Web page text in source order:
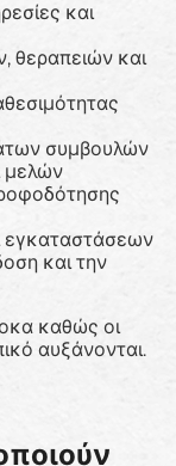
και
θεραπειών και
συμβουλών
μελών
εγκαταστάσεων
και την
καθώς οι
αυξάνονται.